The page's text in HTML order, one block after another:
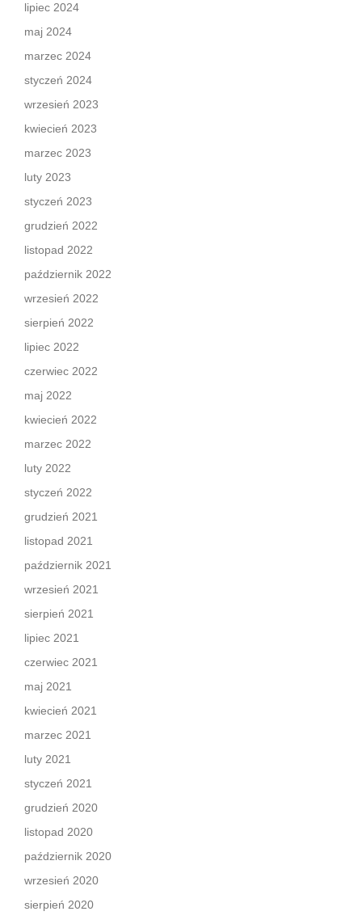
lipiec 2024
maj 2024
marzec 2024
styczeń 2024
wrzesień 2023
kwiecień 2023
marzec 2023
luty 2023
styczeń 2023
grudzień 2022
listopad 2022
październik 2022
wrzesień 2022
sierpień 2022
lipiec 2022
czerwiec 2022
maj 2022
kwiecień 2022
marzec 2022
luty 2022
styczeń 2022
grudzień 2021
listopad 2021
październik 2021
wrzesień 2021
sierpień 2021
lipiec 2021
czerwiec 2021
maj 2021
kwiecień 2021
marzec 2021
luty 2021
styczeń 2021
grudzień 2020
listopad 2020
październik 2020
wrzesień 2020
sierpień 2020